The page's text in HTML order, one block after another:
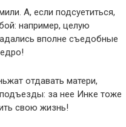
А, если подсуетиться,
например, целую
вполне съедобные
отдавать матери,
за нее Инке тоже
свою жизнь!